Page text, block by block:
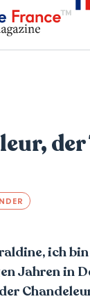
der
ich
Jahren in